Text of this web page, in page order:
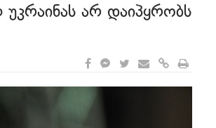
არ დაიპყრობს